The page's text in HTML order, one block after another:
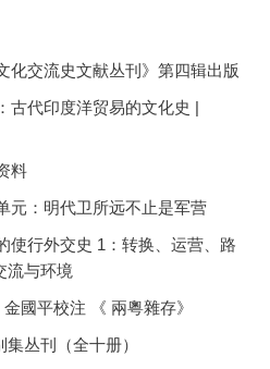
化交流史文献丛刊》第四辑出版
古代印度洋贸易的文化史 |
料
元：明代卫所远不止是军营
使行外交史 1：转换、运营、路
流与环境
國平校注 《 兩粵雜存》
丛刊（全十册）